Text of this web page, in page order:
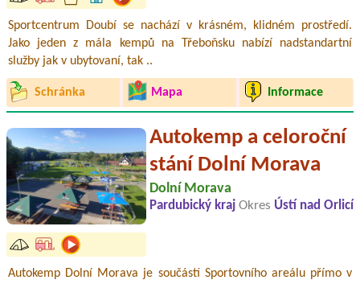
Sportcentrum Doubí se nachází v krásném, klidném prostředí.
Jako jeden z mála kempů na Třeboňsku nabízí nadstandartní
služby jak v ubytovaní, tak ..
Schránka Mapa Informace
Autokemp a celoroční
stání Dolní Morava
Dolní Morava
Pardubický kraj Okres Ústí nad Orlicí
Autokemp Dolní Morava je součástí Sportovního areálu přímo v